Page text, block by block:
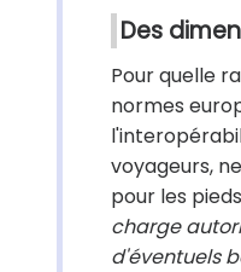
Des
Pour quelle
normes
voyageurs,
pour les
charge
d'éventuels